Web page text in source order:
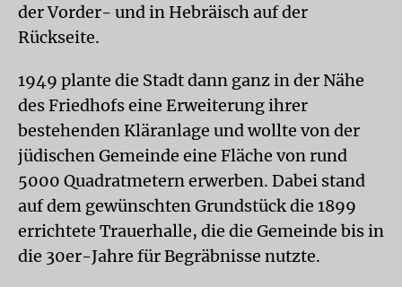
der Vorder- und in Hebräisch auf der
Rückseite.
1949 plante die Stadt dann ganz in der Nähe
des Friedhofs eine Erweiterung ihrer
bestehenden Kläranlage und wollte von der
jüdischen Gemeinde eine Fläche von rund
5000 Quadratmetern erwerben. Dabei stand
auf dem gewünschten Grundstück die 1899
errichtete Trauerhalle, die die Gemeinde bis in
die 30er-Jahre für Begräbnisse nutzte.